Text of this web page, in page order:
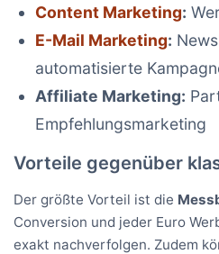
Content Marketing:
E-Mail Marketing:
automatisierte
Affiliate Marketing:
Empfehlungsmarketing
Vorteile gegenüber
Der größte Vorteil ist die
Conversion und jeder Euro
exakt nachverfolgen. Zudem